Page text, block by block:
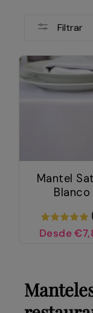
Filtrar
Mantel
Blanco
Desde